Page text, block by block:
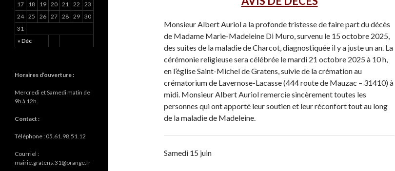
Monsieur Albert Auriol a la profonde tristesse de faire part du décès
de Madame Marie-Madeleine Di Muro, survenu le 15 octobre 2025,
des suites de la maladie de Charcot, diagnostiquée il y a juste un an. La
cérémonie religieuse sera célébrée le mardi 21 octobre 2025 à 10 h,
en l’église Saint-Michel de Gratens, suivie de la crémation au
crématorium de Lavernose-Lacasse (444route de Mauzac – 31410) à
midi. Monsieur Albert Auriol remercie sincèrement toutes les
personnes qui ont apporté leur soutien et leur réconfort tout au long
de la maladie de Madeleine.
Samedi 15 juin
« Déc
17
18 19 20 21 22
23
24 25 26 27 28 29 30
31
Horaires d’ouverture :
Mercredi et Samedi matin de
9h à 12h.
Contact :
Téléphone : 05.61.98.51.12
Courriel :
mairie.gratens.31@orange.fr